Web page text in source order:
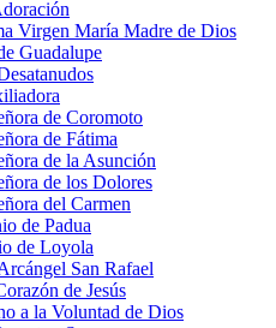
Virgen María Madre de Dios
Guadalupe
de Coromoto
de Fátima
de la Asunción
de los Dolores
del Carmen
de Padua
de Loyola
San Rafael
de Jesús
a la Voluntad de Dios